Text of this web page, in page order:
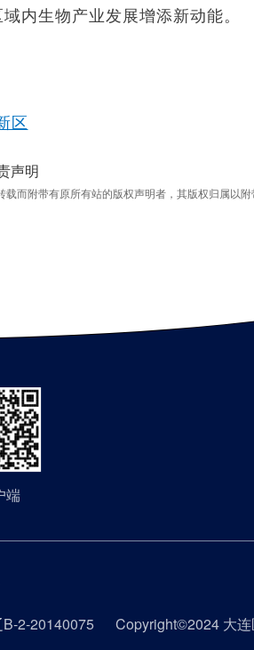
内生物产业发展增添新动能。
区
声明
而附带有原所有站的版权声明者，其版权归属以
端
2-20140075 Copyright©2024 大